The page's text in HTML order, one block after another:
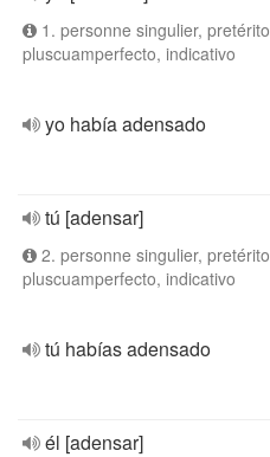
1. personne singulier, pretérito
pluscuamperfecto, indicativo
yo había adensado
tú [adensar]
2. personne singulier, pretérito
pluscuamperfecto, indicativo
tú habías adensado
él [adensar]